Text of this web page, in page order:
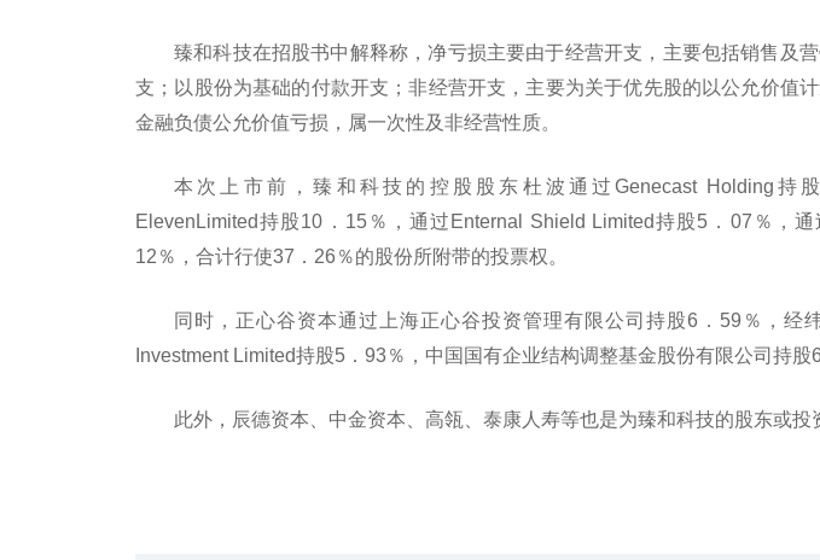
臻和科技在招股书中解释称，净亏损主要由于经营开支，主要包括销售及
支；以股份为基础的付款开支；非经营开支，主要为关于优先股的以公允价值
金融负债公允价值亏损，属一次性及非经营性质。
本次上市前，臻和科技的控股股东杜波通过Genecast Holding持
ElevenLimited持股10．15％，通过Enternal Shield Limited持股5．07％，通
12％，合计行使37．26％的股份所附带的投票权。
同时，正心谷资本通过上海正心谷投资管理有限公司持股6．59％，经
Investment Limited持股5．93％，中国国有企业结构调整基金股份有限公司持股6
此外，辰德资本、中金资本、高瓴、泰康人寿等也是为臻和科技的股东或投